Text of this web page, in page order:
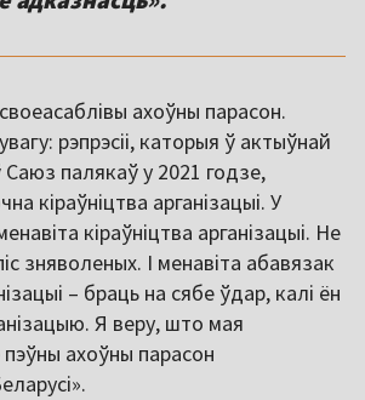
ахоўны парасон.
рэпрэсіі, каторыя ў актыўнай
палякаў у 2021 годзе,
кіраўніцтва арганізацыі. У
кіраўніцтва арганізацыі. Не
зняволеных. І менавіта абавязак
– браць на сябе ўдар, калі ён
Я веру, што мая
ахоўны парасон